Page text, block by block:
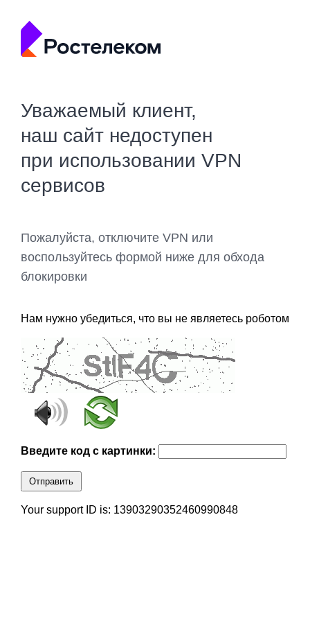
Уважаемый клиент,
наш сайт недоступен
при использовании VPN
сервисов
Пожалуйста, отключите VPN или
воспользуйтесь формой ниже для обхода
блокировки
Нам нужно убедиться, что вы не являетесь роботом
Введите код с картинки:
Отправить
Your support ID is: 13903290352460990848